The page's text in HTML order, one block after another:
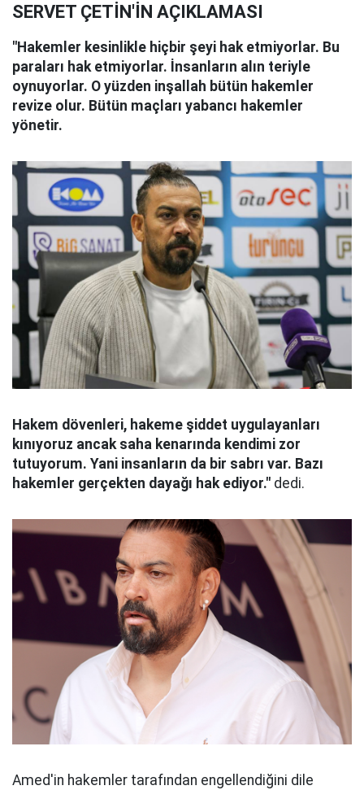
SERVET ÇETİN'İN AÇIKLAMASI
"Hakemler kesinlikle hiçbir şeyi hak etmiyorlar. Bu
paraları hak etmiyorlar. İnsanların alın teriyle
oynuyorlar. O yüzden inşallah bütün hakemler
revize olur. Bütün maçları yabancı hakemler
yönetir.
Hakem dövenleri, hakeme şiddet uygulayanları
kınıyoruz ancak saha kenarında kendimi zor
tutuyorum. Yani insanların da bir sabrı var. Bazı
hakemler gerçekten dayağı hak ediyor." dedi.
Amed'in hakemler tarafından engellendiğini dile